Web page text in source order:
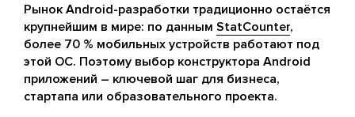
Рынок Android-разработки традиционно остаётся
крупнейшим в мире: по данным StatCounter,
более 70 % мобильных устройств работают под
этой ОС. Поэтому выбор конструктора Android
приложений – ключевой шаг для бизнеса,
стартапа или образовательного проекта.